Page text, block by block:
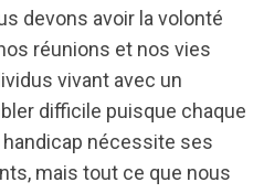
devons avoir la volonté
réunions et nos vies
vivant avec un
difficile puisque chaque
nécessite ses
mais tout ce que nous